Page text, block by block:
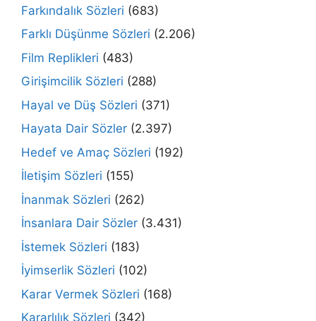
Farkındalık Sözleri (683)
Farklı Düşünme Sözleri (2.206)
Film Replikleri (483)
Girişimcilik Sözleri (288)
Hayal ve Düş Sözleri (371)
Hayata Dair Sözler (2.397)
Hedef ve Amaç Sözleri (192)
İletişim Sözleri (155)
İnanmak Sözleri (262)
İnsanlara Dair Sözler (3.431)
İstemek Sözleri (183)
İyimserlik Sözleri (102)
Karar Vermek Sözleri (168)
Kararlılık Sözleri (342)